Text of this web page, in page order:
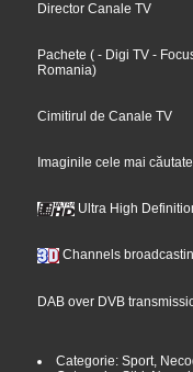
Director Canale TV
Pachete (- Digi TV -
Romania)
Cimitirul de Canale TV
Imaginile cele mai căutate
Ultra High
Channels
DAB over DVB
Categorie: Sport,